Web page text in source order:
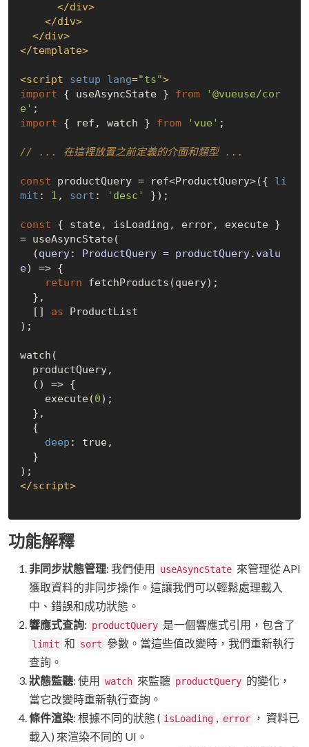
</div>
</div>
</div>
</template>
<script setup lang="ts">
import { useAsyncState } from
'@vueuse/cor
e'
import { ref, watch } from 'vue' ;
// ... 在這裡放置之前定義的介面和類型 ...
const productQuery = ref<ProductQuery>({ li
mit : 1 , sort : 'desc' });
const { state, isLoading, error, execute }
= useAsyncState(
(query: ProductQuery = productQuery.valu
e) => {
return fetchProducts(query);
  []
as ProductList
);
watch(
    execute(
0);
deep : true,
</script>
功能解釋
非同步狀態管理: 我們使用 useAsyncState 來管理從 API
獲取資料的非同步操作。這讓我們可以輕鬆處理載入
中、錯誤和成功狀態。
響應式查詢: productQuery 是一個響應式引用，包含了
limit 和 sort 參數。當這些值改變時，我們重新執行
查詢。
狀態監聽: 使用 watch 來監聽 productQuery 的變化，
當它改變時重新執行查詢。
條件渲染: 根據不同的狀態 ( isLoading , error
， 資料已
載入) 來渲染不同的 UI。